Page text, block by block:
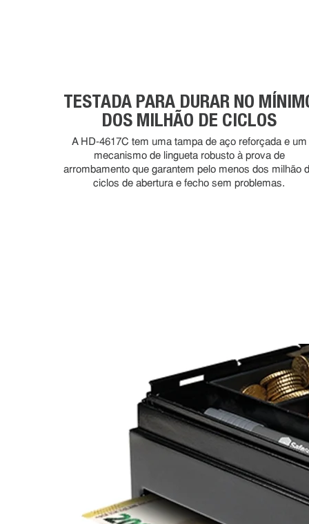
TESTADA PARA DURAR NO
DOS MILHÃO DE CICLOS
A HD-4617C tem uma tampa de aço reforçada e um
mecanismo de lingueta robusto à prova de
arrombamento que garantem pelo menos dos milhão
ciclos de abertura e fecho sem problemas.